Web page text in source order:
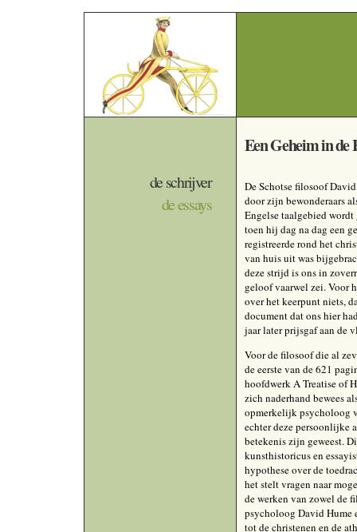
de schrijver
de essays
Een Geheim in
De Schotse filosoof
door zijn bewonderaars
Engelse taalgebied wordt
toen hij dag na dag een
registreerde rond het
van huis uit was
deze strijd is ons in
geloof vaarwel zei. Voor
over het keerpunt niets,
document dat ons hier
jaar later prijsgaf aan de
Voor de filosoof die al
de eerste van de 621
hoofdwerk A Treatise of
zich naderhand bewees
opmerkelijk psycholoog
echter deze persoonlijke
betekenis zijn geweest.
kunsthistoricus en
hypothese over de
het stelt vragen naar
de werken van zowel de
psycholoog David Hume
tot de christenen en de